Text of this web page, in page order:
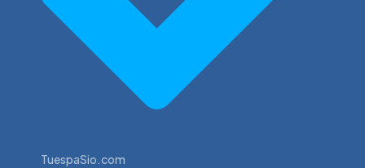
TuespaSio.com